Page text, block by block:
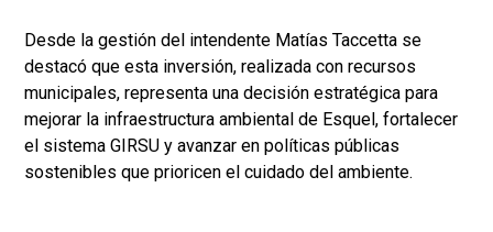
Desde la gestión del intendente Matías Taccetta se
destacó que esta inversión, realizada con recursos
municipales, representa una decisión estratégica para
mejorar la infraestructura ambiental de Esquel, fortalecer
el sistema GIRSU y avanzar en políticas públicas
sostenibles que prioricen el cuidado del ambiente.